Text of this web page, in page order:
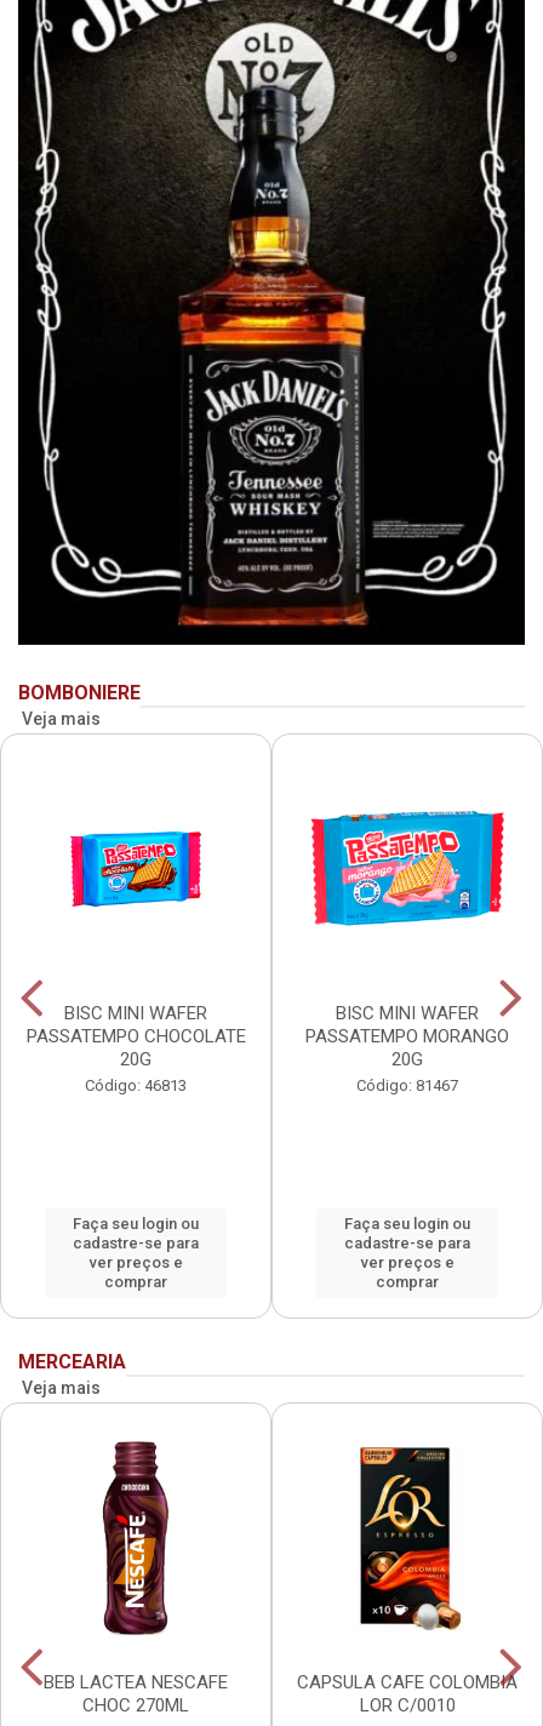
BOMBONIERE
Veja mais
BISC MINI WAFER
PASSATEMPO CHOCOLATE
20G
Código: 46813
Faça seu login ou
cadastre-se para
ver preços e
comprar
BISC MINI WAFER
PASSATEMPO MORANGO
20G
Código: 81467
Faça seu login ou
cadastre-se para
ver preços e
comprar
MERCEARIA
Veja mais
BEB LACTEA NESCAFE
CHOC 270ML
CAPSULA CAFE COLOMBIA
LOR C/0010